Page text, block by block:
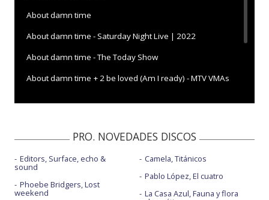
About damn time
About damn time - Saturday Night Live | 2022
About damn time - The Today Show
About damn time + 2 be loved (Am I ready) - MTV VMAs
PRO. NOVEDADES DISCOS
Editors, Surface, echo &
sound
Phoebe Bridgers, Lost
weekend
Camela, Titánicos
Pablo López, El cuatro
La Casa Azul, Fauna y flora